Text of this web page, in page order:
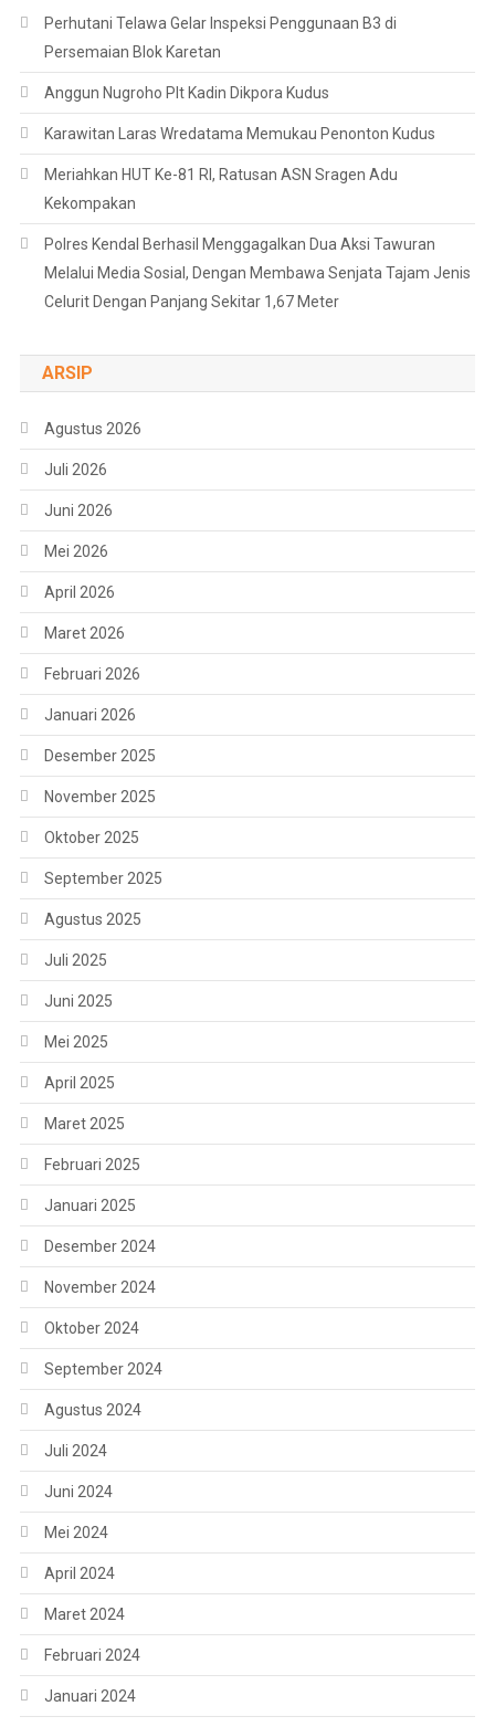
Perhutani Telawa Gelar Inspeksi Penggunaan B3 di
Persemaian Blok Karetan
Anggun Nugroho Plt Kadin Dikpora Kudus
Karawitan Laras Wredatama Memukau Penonton Kudus
Meriahkan HUT Ke-81 RI, Ratusan ASN Sragen Adu
Kekompakan
Polres Kendal Berhasil Menggagalkan Dua Aksi Tawuran
Melalui Media Sosial, Dengan Membawa Senjata Tajam Jenis
Celurit Dengan Panjang Sekitar 1,67 Meter
ARSIP
Agustus 2026
Juli 2026
Juni 2026
Mei 2026
April 2026
Maret 2026
Februari 2026
Januari 2026
Desember 2025
November 2025
Oktober 2025
September 2025
Agustus 2025
Juli 2025
Juni 2025
Mei 2025
April 2025
Maret 2025
Februari 2025
Januari 2025
Desember 2024
November 2024
Oktober 2024
September 2024
Agustus 2024
Juli 2024
Juni 2024
Mei 2024
April 2024
Maret 2024
Februari 2024
Januari 2024